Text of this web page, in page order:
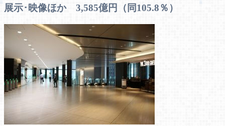
展示･映像ほか 3,585億円（同105.8％）